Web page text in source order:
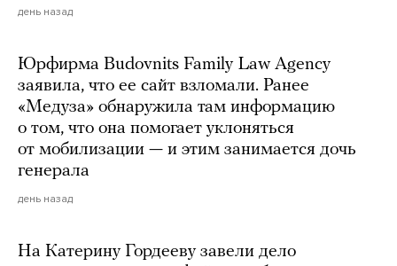
день назад
Юрфирма Budovnits Family Law Agency
заявила, что ее сайт взломали. Ранее
«Медуза» обнаружила там информацию
о том, что она помогает уклоняться
от мобилизации — и этим занимается дочь
генерала
день назад
На Катерину Гордееву завели дело